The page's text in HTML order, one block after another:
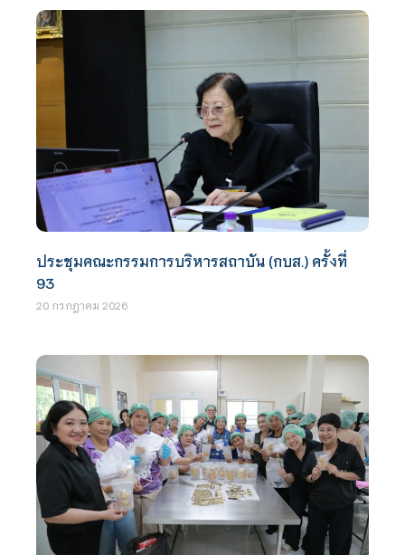
ประชุมคณะกรรมการบริหารสถาบัน (กบส.) ครั้งที่
93
20 กรกฎาคม 2026